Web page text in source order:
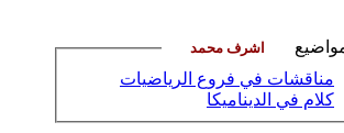
مناقشات في فروع الرياضيات
كلام في الديناميكا